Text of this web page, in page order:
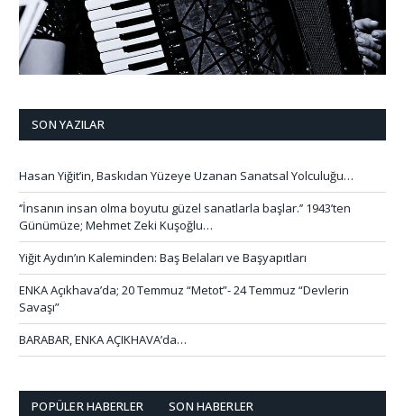
SON YAZILAR
Hasan Yiğit’in, Baskıdan Yüzeye Uzanan Sanatsal Yolculuğu…
‘’İnsanın insan olma boyutu güzel sanatlarla başlar.’’ 1943’ten
Günümüze; Mehmet Zeki Kuşoğlu…
Yiğit Aydın’ın Kaleminden: Baş Belaları ve Başyapıtları
ENKA Açıkhava’da; 20 Temmuz “Metot”- 24 Temmuz “Devlerin
Savaşı”
BARABAR, ENKA AÇIKHAVA’da…
POPÜLER HABERLER SON HABERLER